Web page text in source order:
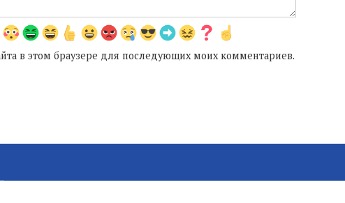
в этом браузере для последующих моих комментариев.